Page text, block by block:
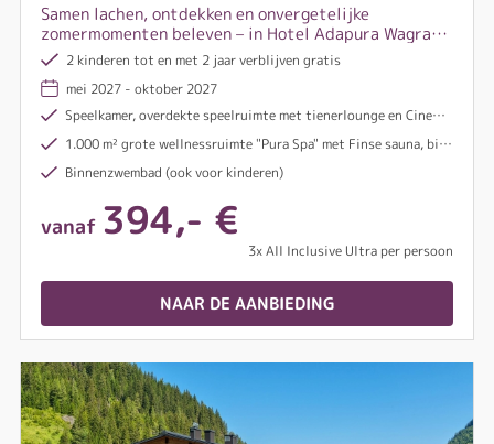
Samen lachen, ontdekken en onvergetelijke
zomermomenten beleven – in Hotel Adapura Wagrain
komt het hele gezin niets tekort!
2 kinderen tot en met 2 jaar verblijven gratis
mei 2027 - oktober 2027
Speelkamer, overdekte speelruimte met tienerlounge en Cinema4Kids
1.000 m² grote wellnessruimte "Pura Spa" met Finse sauna, biosauna, textielsauna, stoombad, infraroodcabine en ontspanningsruimte met buitenterras (toegang vanaf 15 jaar)
Binnenzwembad (ook voor kinderen)
vanaf 394,- €
3x All Inclusive Ultra per persoon
NAAR DE AANBIEDING